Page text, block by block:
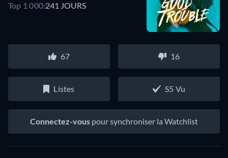
Top 1 000:241 JOURS
67 16
Listes S5 Vu
Connectez-vous pour synchroniser la Watchlist